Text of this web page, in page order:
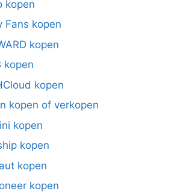
kopen
Fans kopen
kopen
kopen
kopen
kopen of verkopen
kopen
kopen
kopen
kopen